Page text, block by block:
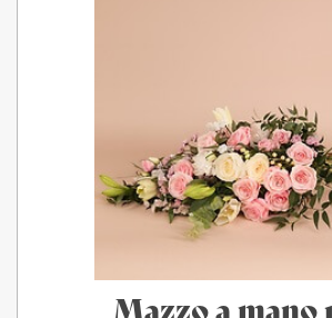
Mazzo a mano